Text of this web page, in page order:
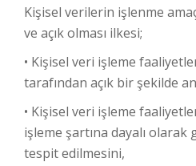
Kişisel verilerin işlenme
ve açık olması ilkesi;
• Kişisel veri işleme
tarafından açık bir şekilde
• Kişisel veri işleme
işleme şartına dayalı
tespit edilmesini,